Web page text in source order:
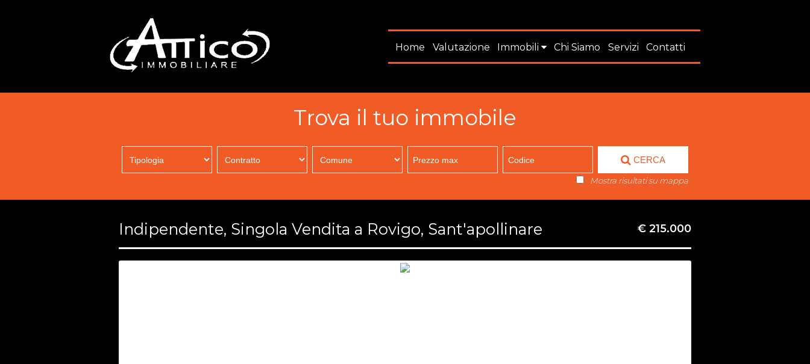
Home Valutazione Immobili Chi Siamo Servizi Contatti
Trova il tuo immobile
CERCA
Mostra risultati su mappa
Indipendente, Singola Vendita a Rovigo, Sant'apollinare € 215.000